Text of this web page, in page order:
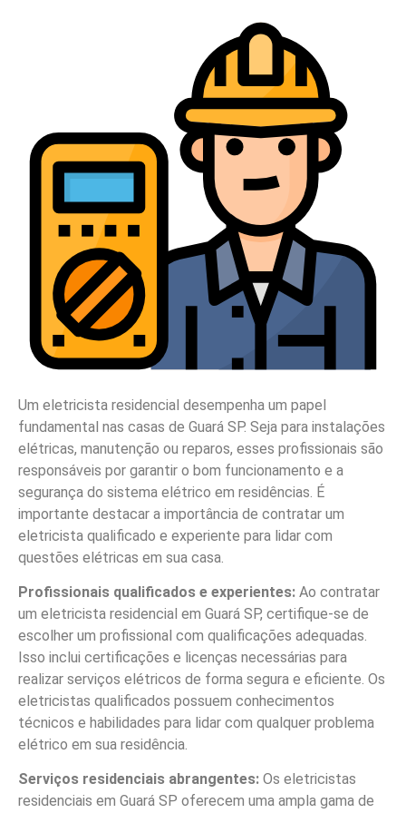
Um eletricista residencial desempenha um papel
fundamental nas casas de Guará SP. Seja para instalações
elétricas, manutenção ou reparos, esses profissionais são
responsáveis por garantir o bom funcionamento e a
segurança do sistema elétrico em residências. É
importante destacar a importância de contratar um
eletricista qualificado e experiente para lidar com
questões elétricas em sua casa.
Profissionais qualificados e experientes: Ao contratar
um eletricista residencial em Guará SP, certifique-se de
escolher um profissional com qualificações adequadas.
Isso inclui certificações e licenças necessárias para
realizar serviços elétricos de forma segura e eficiente. Os
eletricistas qualificados possuem conhecimentos
técnicos e habilidades para lidar com qualquer problema
elétrico em sua residência.
Serviços residenciais abrangentes: Os eletricistas
residenciais em Guará SP oferecem uma ampla gama de